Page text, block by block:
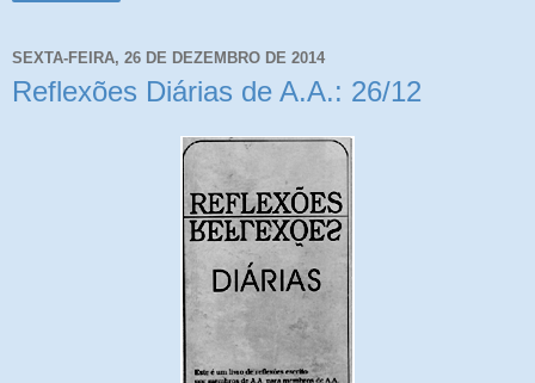
SEXTA-FEIRA, 26 DE DEZEMBRO DE 2014
Reflexões Diárias de A.A.: 26/12